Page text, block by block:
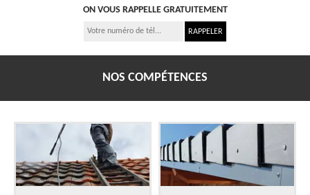
ON VOUS RAPPELLE GRATUITEMENT
NOS COMPÉTENCES